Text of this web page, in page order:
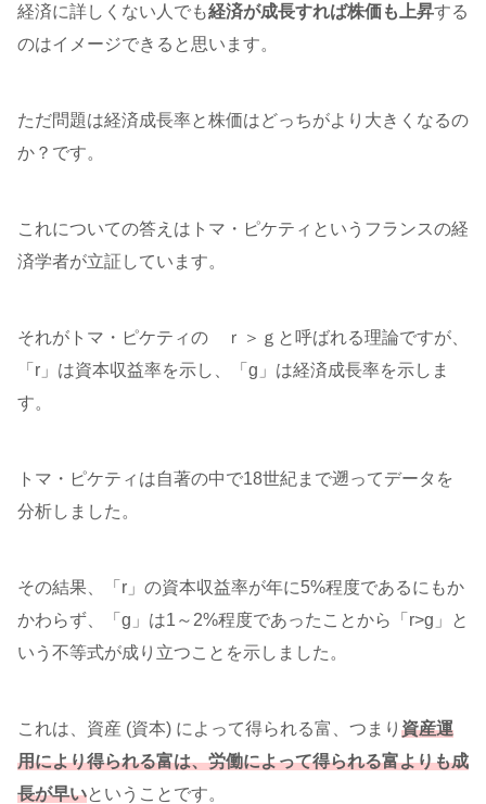
経済に詳しくない人でも経済が成長すれば株価も上昇する
のはイメージできると思います。
ただ問題は経済成長率と株価はどっちがより大きくなるの
か？です。
これについての答えはトマ・ピケティというフランスの経
済学者が立証しています。
それがトマ・ピケティの ｒ＞ｇと呼ばれる理論ですが、
「r」は資本収益率を示し、「g」は経済成長率を示しま
す。
トマ・ピケティは自著の中で18世紀まで遡ってデータを
分析しました。
その結果、「r」の資本収益率が年に5%程度であるにもか
かわらず、「g」は1～2%程度であったことから「r>g」と
いう不等式が成り立つことを示しました。
これは、資産 (資本) によって得られる富、つまり 資産運
用により得られる富は、労働によって得られる富よりも成
長が早いということです。